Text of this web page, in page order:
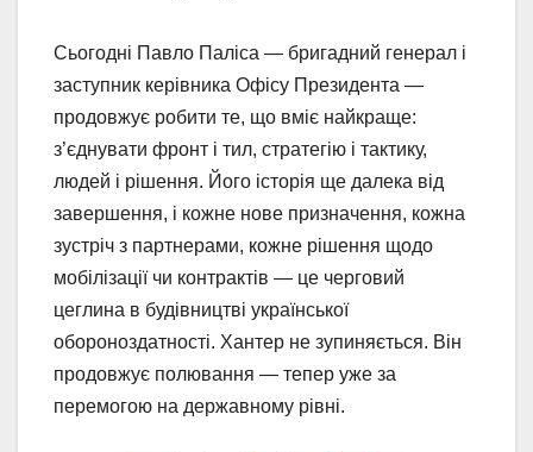
Сьогодні Павло Паліса — бригадний генерал і
заступник керівника Офісу Президента —
продовжує робити те, що вміє найкраще:
з’єднувати фронт і тил, стратегію і тактику,
людей і рішення. Його історія ще далека від
завершення, і кожне нове призначення, кожна
зустріч з партнерами, кожне рішення щодо
мобілізації чи контрактів — це черговий
цеглина в будівництві української
обороноздатності. Хантер не зупиняється. Він
продовжує полювання — тепер уже за
перемогою на державному рівні.